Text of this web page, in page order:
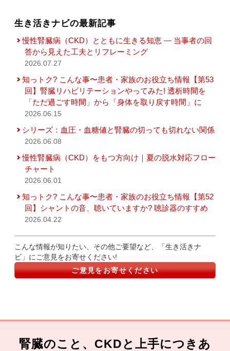
生き活きナビの最新記事
慢性腎臓病（CKD）とともに生きる知恵 — 当事者の回
答から見えた工夫とリフレーミング
2026.07.27
知っトク? こんな事〜患者・家族のお役立ち情報【第53
回】腎臓リハビリテーションやってみた! 透析時間を
「ただ過ごす時間」から「身体を取り戻す時間」に
2026.06.15
シリーズ：血圧・血糖値と腎臓の切っても切れない関係
2026.06.08
慢性腎臓病（CKD）をもつ方向け｜夏の脱水対応フロー
チャート
2026.06.01
知っトク? こんな事〜患者・家族のお役立ち情報【第52
回】シャントの音、聴いていますか? 聴診器のすすめ
2026.04.22
こんな情報が知りたい、その他ご要望など、「生き活きナ
ビ」にご意見をお寄せください!
ご意見をお寄せください
腎臓のこと、CKDと上手につきあ